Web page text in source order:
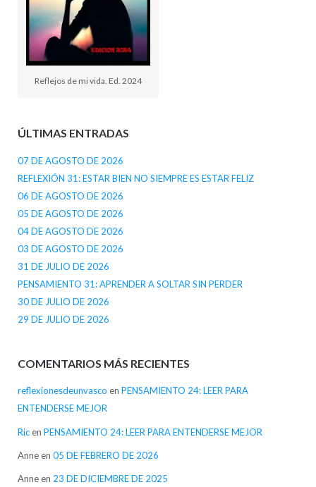
Reflejos de mi vida. Ed. 2024
ÚLTIMAS ENTRADAS
07 DE AGOSTO DE 2026
REFLEXIÓN 31: ESTAR BIEN NO SIEMPRE ES ESTAR FELIZ
06 DE AGOSTO DE 2026
05 DE AGOSTO DE 2026
04 DE AGOSTO DE 2026
03 DE AGOSTO DE 2026
31 DE JULIO DE 2026
PENSAMIENTO 31: APRENDER A SOLTAR SIN PERDER
30 DE JULIO DE 2026
29 DE JULIO DE 2026
COMENTARIOS MÁS RECIENTES
reflexionesdeunvasco en PENSAMIENTO 24: LEER PARA
ENTENDERSE MEJOR
Ricen PENSAMIENTO 24: LEER PARA ENTENDERSE MEJOR
Anneen 05 DE FEBRERO DE 2026
Anneen 23 DE DICIEMBRE DE 2025